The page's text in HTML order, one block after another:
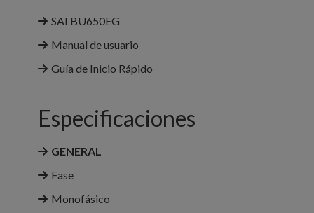
SAI BU650EG
Manual de usuario
Guía de Inicio Rápido
Especificaciones
GENERAL
Fase
Monofásico